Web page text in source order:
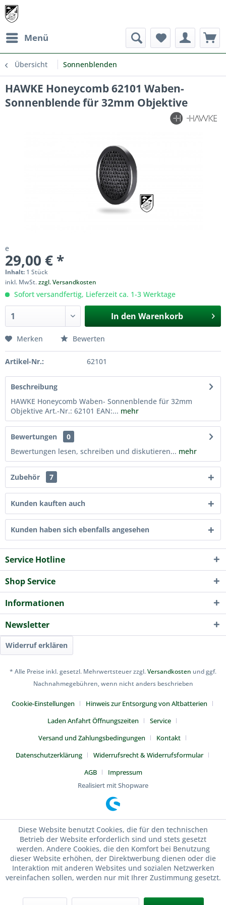
Menü
Übersicht Sonnenblenden
HAWKE Honeycomb 62101 Waben-
Sonnenblende für 32mm Objektive
e
29,00 € *
Inhalt: 1 Stück
inkl. MwSt.zzgl. Versandkosten
Sofort versandfertig, Lieferzeit ca. 1-3 Werktage
In den Warenkorb
Merken Bewerten
Artikel-Nr.: 62101
Beschreibung
HAWKE Honeycomb Waben- Sonnenblende für 32mm
Objektive Art.-Nr.: 62101 EAN:... mehr
Bewertungen
0
Bewertungen lesen, schreiben und diskutieren... mehr
Zubehör 7
Kunden kauften auch
Kunden haben sich ebenfalls angesehen
Service Hotline
Shop Service
Informationen
Newsletter
Widerruf erklären
* Alle Preise inkl. gesetzl. Mehrwertsteuer zzgl.Versandkosten und ggf.
Nachnahmegebühren, wenn nicht anders beschrieben
Cookie-Einstellungen
Hinweis zur Entsorgung von Altbatterien
Laden Anfahrt Öffnungszeiten
Service
Versand und Zahlungsbedingungen
Kontakt
Datenschutzerklärung
Widerrufsrecht & Widerrufsformular
AGB
Impressum
Realisiert mit Shopware
Diese Website benutzt Cookies, die für den technischen
Betrieb der Website erforderlich sind und stets gesetzt
werden. Andere Cookies, die den Komfort bei Benutzung
dieser Website erhöhen, der Direktwerbung dienen oder die
Interaktion mit anderen Websites und sozialen Netzwerken
vereinfachen sollen, werden nur mit Ihrer Zustimmung gesetzt.